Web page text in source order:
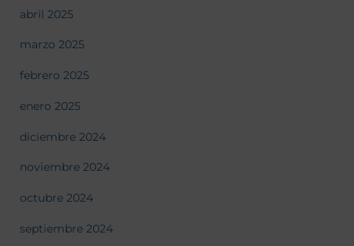
abril 2025
marzo 2025
febrero 2025
enero 2025
diciembre 2024
noviembre 2024
octubre 2024
septiembre 2024